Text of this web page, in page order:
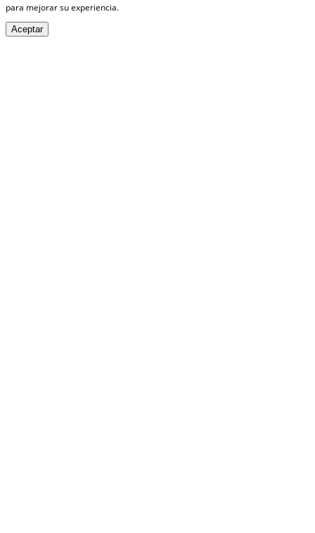
para mejorar su experiencia.
Aceptar